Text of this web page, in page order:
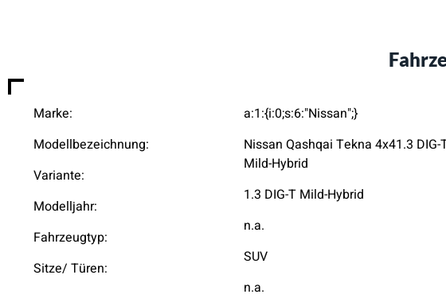
Marke:
Modellbezeichnung:
Variante:
Modelljahr:
Fahrzeugtyp:
Sitze/ Türen:
a:1:{i:0;s:6:"Nissan";}
Nissan Qashqai Tekna 4x41.3 DIG-
Mild-Hybrid
1.3 DIG-T Mild-Hybrid
n.a.
SUV
n.a.